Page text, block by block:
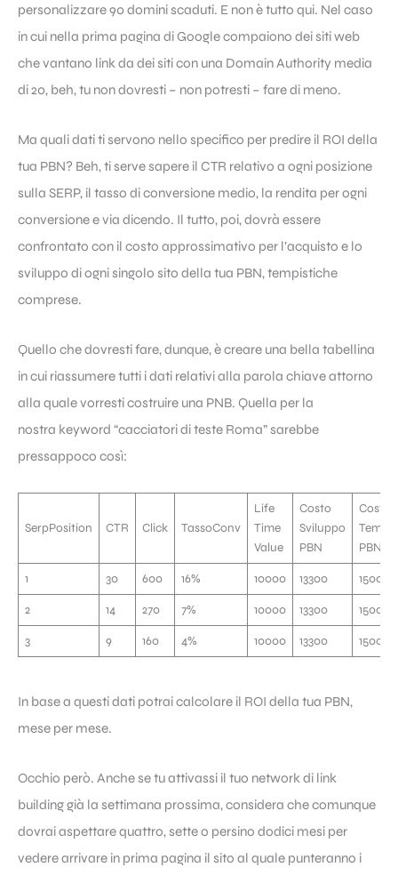
personalizzare 90 domini scaduti. E non è tutto qui. Nel caso
in cui nella prima pagina di Google compaiono dei siti web
che vantano link da dei siti con una Domain Authority media
di 20, beh, tu non dovresti – non potresti – fare di meno.
Ma quali dati ti servono nello specifico per predire il ROI della
tua PBN? Beh, ti serve sapere il CTR relativo a ogni posizione
sulla SERP, il tasso di conversione medio, la rendita per ogni
conversione e via dicendo. Il tutto, poi, dovrà essere
confrontato con il costo approssimativo per l’acquisto e lo
sviluppo di ogni singolo sito della tua PBN, tempistiche
comprese.
Quello che dovresti fare, dunque, è creare una bella tabellina
in cui riassumere tutti i dati relativi alla parola chiave attorno
alla quale vorresti costruire una PNB. Quella per la
nostra keyword “cacciatori di teste Roma” sarebbe
pressappoco così:
SerpPosition CTR Click TassoConv
Life
Time
Value
Costo
Sviluppo
PBN
Costo
Tempo
PBN
1 30 600 16% 10000 13300 15000
2 14 270 7% 10000 13300 15000
3 9 160 4% 10000 13300 15000
In base a questi dati potrai calcolare il ROI della tua PBN,
mese per mese.
Occhio però. Anche se tu attivassi il tuo network di link
building già la settimana prossima, considera che comunque
dovrai aspettare quattro, sette o persino dodici mesi per
vedere arrivare in prima pagina il sito al quale punteranno i